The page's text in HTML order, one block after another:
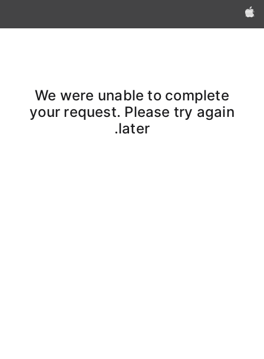
Apple‏
We were unable to complete
your request. Please try again
later.